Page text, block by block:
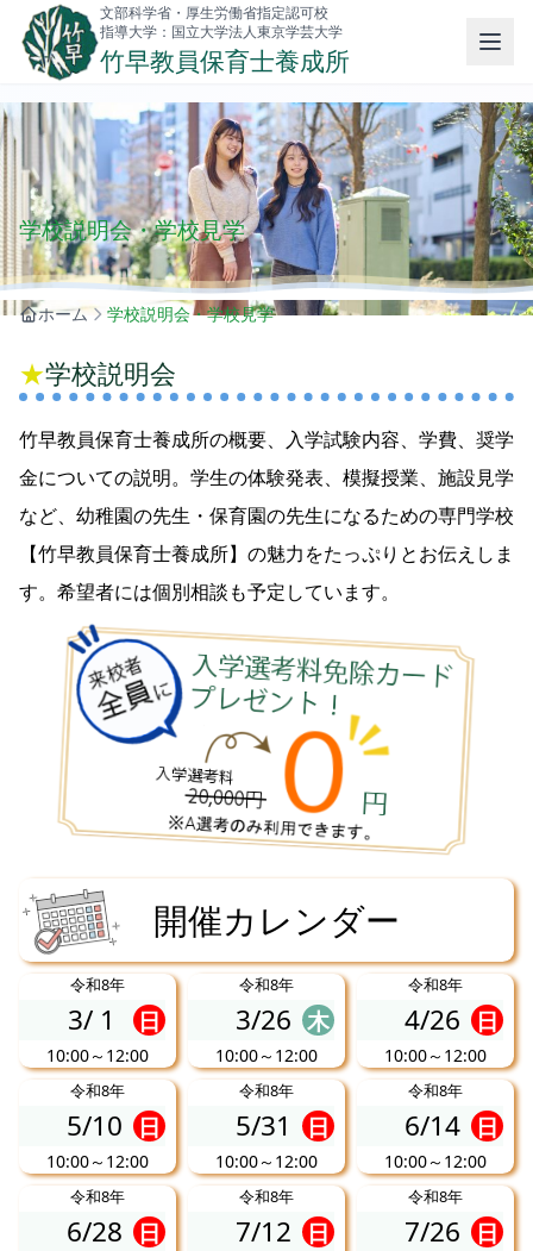
文部科学省・厚生労働省指定認可校
指導大学：国立大学法人東京学芸大学
竹早教員保育士養成所
ホーム 学校説明会・学校見学
学校説明会・学校見学
★学校説明会
竹早教員保育士養成所の概要、入学試験内容、学費、奨学
金についての説明。学生の体験発表、模擬授業、施設見学
など、幼稚園の先生・保育園の先生になるための専門学校
【竹早教員保育士養成所】の魅力をたっぷりとお伝えしま
す。希望者には個別相談も予定しています。
開催カレンダー
令和8年
3/ 1 日
10:00～12:00
令和8年
3/26 木
10:00～12:00
令和8年
4/26 日
10:00～12:00
令和8年
5/10 日
10:00～12:00
令和8年
5/31 日
10:00～12:00
令和8年
6/14 日
10:00～12:00
令和8年
6/28 日
令和8年
7/12 日
令和8年
7/26 日